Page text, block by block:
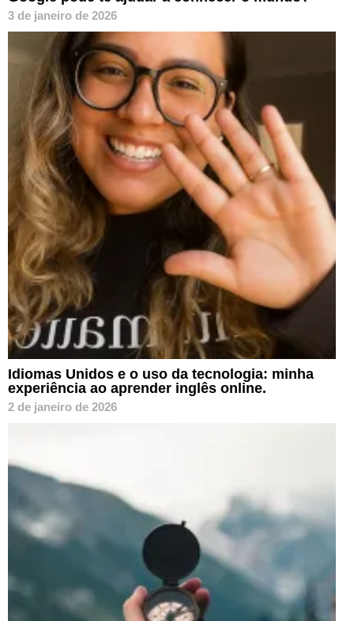
3 de janeiro de 2026
Idiomas Unidos e o uso da tecnologia: minha
experiência ao aprender inglês online.
2 de janeiro de 2026